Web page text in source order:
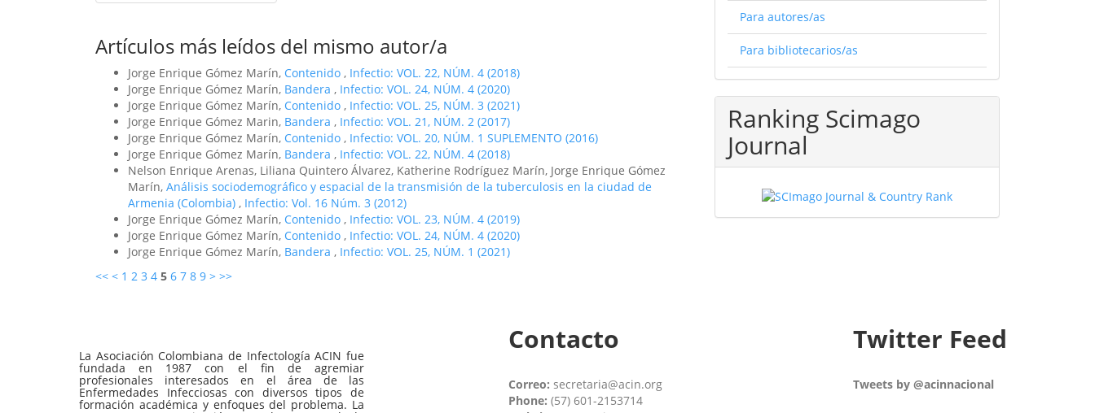
Artículos más leídos del mismo autor/a
Jorge Enrique Gómez Marín, Contenido , Infectio: VOL. 22, NÚM. 4 (2018)
Jorge Enrique Gómez Marín, Bandera , Infectio: VOL. 24, NÚM. 4 (2020)
Jorge Enrique Gómez Marín, Contenido , Infectio: VOL. 25, NÚM. 3 (2021)
Jorge Enrique Gómez Marin, Bandera , Infectio: VOL. 21, NÚM. 2 (2017)
Jorge Enrique Gómez Marín, Contenido , Infectio: VOL. 20, NÚM. 1 SUPLEMENTO (2016)
Jorge Enrique Gómez Marín, Bandera , Infectio: VOL. 22, NÚM. 4 (2018)
Nelson Enrique Arenas, Liliana Quintero Álvarez, Katherine Rodríguez Marín, Jorge Enrique Gómez
Marín, Análisis sociodemográfico y espacial de la transmisión de la tuberculosis en la ciudad de
Armenia (Colombia) , Infectio: Vol. 16 Núm. 3 (2012)
Jorge Enrique Gómez Marín, Contenido , Infectio: VOL. 23, NÚM. 4 (2019)
Jorge Enrique Gómez Marín, Contenido , Infectio: VOL. 24, NÚM. 4 (2020)
Jorge Enrique Gómez Marín, Bandera , Infectio: VOL. 25, NÚM. 1 (2021)
<< < 1 2 3 4 5 6 7 8 9 > >>
Para autores/as
Para bibliotecarios/as
Ranking Scimago
Journal
La Asociación Colombiana de Infectología ACIN fue
fundada en 1987 con el fin de agremiar
profesionales interesados en el área de las
Enfermedades Infecciosas con diversos tipos de
formación académica y enfoques del problema. La
Contacto
Correo: secretaria@acin.org
Phone: (57) 601-2153714
Twitter Feed
Tweets by @acinnacional